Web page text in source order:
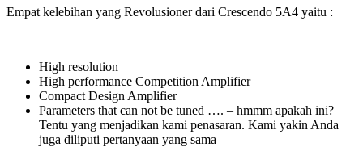
Empat kelebihan yang Revolusioner dari Crescendo 5A4 yaitu :
High resolution
High performance Competition Amplifier
Compact Design Amplifier
Parameters that can not be tuned …. – hmmm apakah ini?
Tentu yang menjadikan kami penasaran. Kami yakin Anda
juga diliputi pertanyaan yang sama –